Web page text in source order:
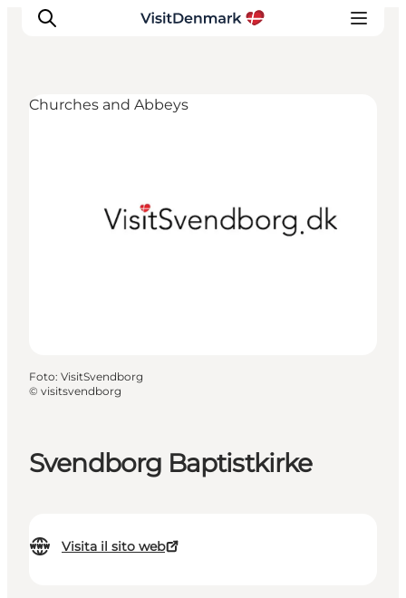
Cosa fare
Dove dormire
Svendborg Baptistkirke
Visita il sito web
Churches and Abbeys
Foto: VisitSvendborg
© visitsvendborg